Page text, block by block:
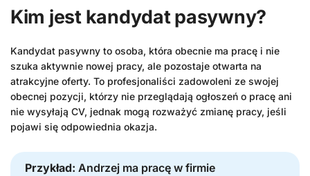
Kim jest kandydat pasywny?
Kandydat pasywny to osoba, która obecnie ma pracę i nie
szuka aktywnie nowej pracy, ale pozostaje otwarta na
atrakcyjne oferty. To profesjonaliści zadowoleni ze swojej
obecnej pozycji, którzy nie przeglądają ogłoszeń o pracę ani
nie wysyłają CV, jednak mogą rozważyć zmianę pracy, jeśli
pojawi się odpowiednia okazja.
Przykład: Andrzej ma pracę w firmie